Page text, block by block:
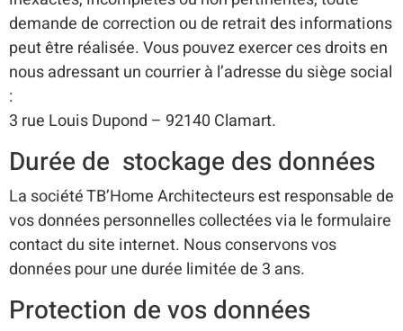
demande de correction ou de retrait des informations
peut être réalisée. Vous pouvez exercer ces droits en
nous adressant un courrier à l’adresse du siège social
:
3 rue Louis Dupond – 92140 Clamart.
Durée de stockage des données
La société TB’Home Architecteurs est responsable de
vos données personnelles collectées via le formulaire
contact du site internet. Nous conservons vos
données pour une durée limitée de 3 ans.
Protection de vos données